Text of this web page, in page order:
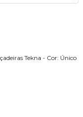
Tekna - Cor: Único